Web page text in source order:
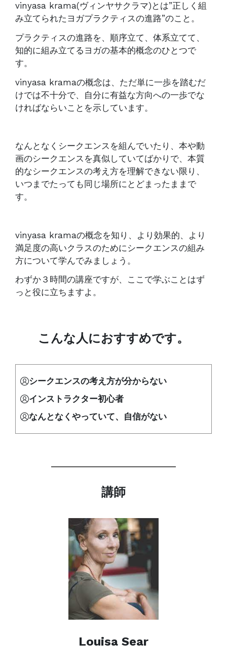
vinyasa krama(ヴィンヤサクラマ)とは”正しく組
み立てられたヨガプラクティスの進路”のこと。
プラクティスの進路を、順序立て、体系立てて、
知的に組み立てるヨガの基本的概念のひとつで
す。
vinyasa kramaの概念は、ただ単に一歩を踏むだ
けでは不十分で、自分に有益な方向への一歩でな
ければならいことを示しています。
なんとなくシークエンスを組んでいたり、本や動
画のシークエンスを真似していてばかりで、 本質
的なシークエンスの考え方を理解できない限り、
いつまでたっても同じ場所にとどまったままで
す。
vinyasa kramaの概念を知り、より効果的、より
満足度の高いクラスのためにシークエンスの組み
方について学んでみましょう。
わずか３時間の講座ですが、ここで学ぶことはず
っと役に立ちますよ。
こんな人におすすめです。
シークエンスの考え方が分からない
インストラクター初心者
なんとなくやっていて、自信がない
講師
Louisa Sear